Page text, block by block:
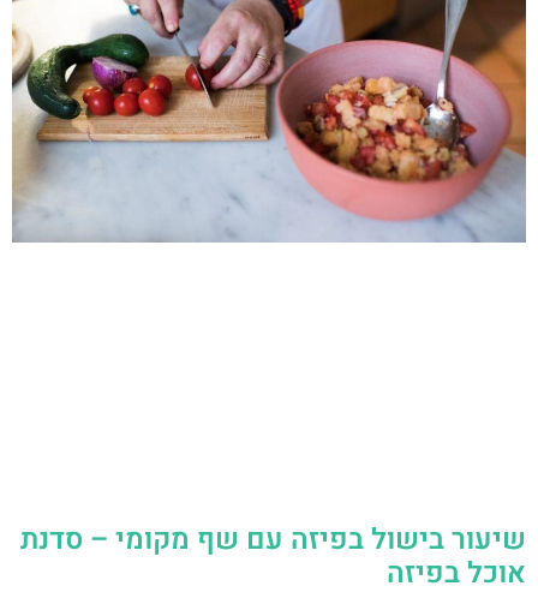
שיעור בישול בפיזה עם שף מקומי – סדנת
אוכל בפיזה